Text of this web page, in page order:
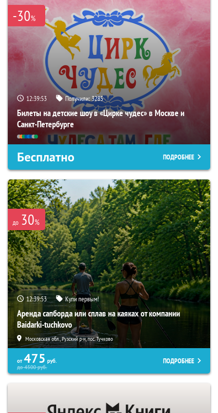
-30%
12:39:52 Получили: 3285
Билеты на детские шоу в «Цирке чудес» в Москве и
Санкт-Петербурге
Бесплатно ПОДРОБНЕЕ
до 30%
12:39:52 Купи первым!
Аренда сапборда или сплав на каяках от компании
Baidarki-tuchkovo
Московская обл., Рузский р-н, пос. Тучково
от 475 руб.
до4500руб.
ПОДРОБНЕЕ